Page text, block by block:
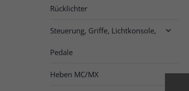
Rücklichter
Steuerung, Griffe, Lichtkonsole,
Pedale

Heben MC/MX